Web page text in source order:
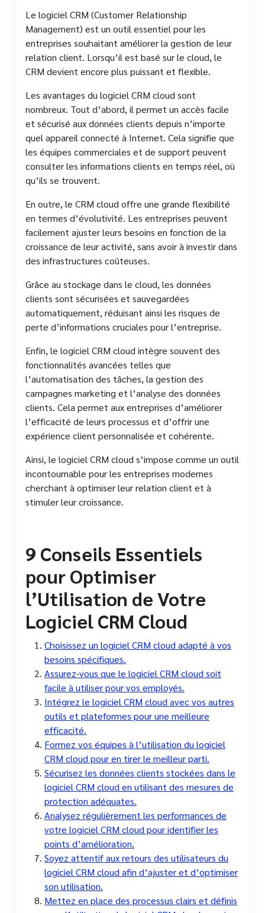
Le logiciel CRM (Customer Relationship
Management) est un outil essentiel pour les
entreprises souhaitant améliorer la gestion de leur
relation client. Lorsqu’il est basé sur le cloud, le
CRM devient encore plus puissant et flexible.
Les avantages du logiciel CRM cloud sont
nombreux. Tout d’abord, il permet un accès facile
et sécurisé aux données clients depuis n’importe
quel appareil connecté à Internet. Cela signifie que
les équipes commerciales et de support peuvent
consulter les informations clients en temps réel, où
qu’ils se trouvent.
En outre, le CRM cloud offre une grande flexibilité
en termes d’évolutivité. Les entreprises peuvent
facilement ajuster leurs besoins en fonction de la
croissance de leur activité, sans avoir à investir dans
des infrastructures coûteuses.
Grâce au stockage dans le cloud, les données
clients sont sécurisées et sauvegardées
automatiquement, réduisant ainsi les risques de
perte d’informations cruciales pour l’entreprise.
Enfin, le logiciel CRM cloud intègre souvent des
fonctionnalités avancées telles que
l’automatisation des tâches, la gestion des
campagnes marketing et l’analyse des données
clients. Cela permet aux entreprises d’améliorer
l’efficacité de leurs processus et d’offrir une
expérience client personnalisée et cohérente.
Ainsi, le logiciel CRM cloud s’impose comme un outil
incontournable pour les entreprises modernes
cherchant à optimiser leur relation client et à
stimuler leur croissance.
9 Conseils Essentiels
pour Optimiser
l’Utilisation de Votre
Logiciel CRM Cloud
Choisissez un logiciel CRM cloud adapté à vos
besoins spécifiques.
Assurez-vous que le logiciel CRM cloud soit
facile à utiliser pour vos employés.
Intégrez le logiciel CRM cloud avec vos autres
outils et plateformes pour une meilleure
efficacité.
Formez vos équipes à l’utilisation du logiciel
CRM cloud pour en tirer le meilleur parti.
Sécurisez les données clients stockées dans le
logiciel CRM cloud en utilisant des mesures de
protection adéquates.
Analysez régulièrement les performances de
votre logiciel CRM cloud pour identifier les
points d’amélioration.
Soyez attentif aux retours des utilisateurs du
logiciel CRM cloud afin d’ajuster et d’optimiser
son utilisation.
Mettez en place des processus clairs et définis